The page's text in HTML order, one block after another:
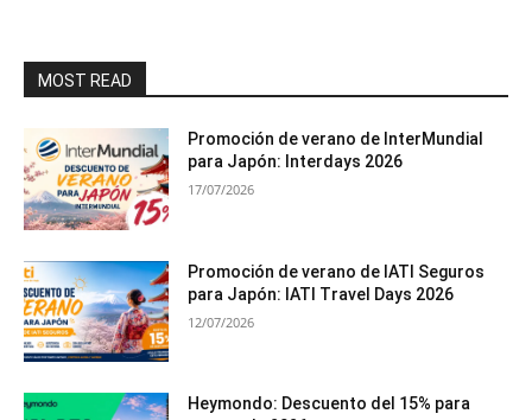
MOST READ
Promoción de verano de InterMundial
para Japón: Interdays 2026
17/07/2026
Promoción de verano de IATI Seguros
para Japón: IATI Travel Days 2026
12/07/2026
Heymondo: Descuento del 15% para